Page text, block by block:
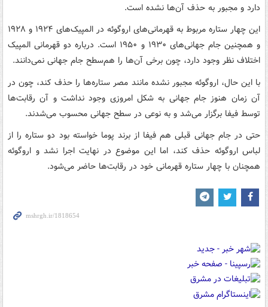
دارد و مجبور به حذف آن‌ها نشده است.
این چهار ستاره مربوط به قهرمانی‌های اروگوئه در المپیک‌های ۱۹۲۴ و ۱۹۲۸
و همچنین جام جهانی‌های ۱۹۳۰ و ۱۹۵۰ است. درباره دو قهرمانی المپیک
اختلاف نظر وجود دارد، چون برخی آن‌ها را هم‌سطح جام جهانی نمی‌دانند.
با این حال، اروگوئه مجبور نشده مانند مصر ستاره‌ها را حذف کند، چون در
آن زمان هنوز جام جهانی به شکل امروزی وجود نداشت و آن رقابت‌ها
توسط فیفا برگزار می‌شد و به نوعی در سطح جهانی محسوب می‌شدند.
حتی در جام جهانی قبلی هم فیفا از برند پوما خواسته بود دو ستاره را از
لباس اروگوئه حذف کند، اما این موضوع در نهایت اجرا نشد و اروگوئه
همچنان با چهار ستاره قهرمانی خود در رقابت‌ها حاضر می‌شود.